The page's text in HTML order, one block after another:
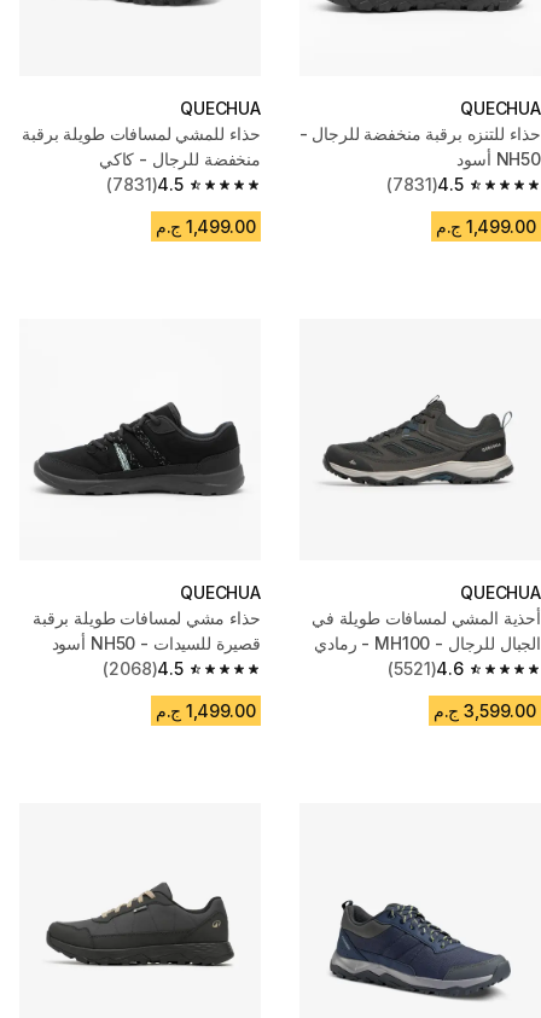
QUECHUA
حذاء للتنزه برقبة منخفضة للرجال -
NH50 أسود
4.5
4.5 out of 5 stars from 7831 reviews
(7831)
1,499.00 ج.م
QUECHUA
حذاء للمشي لمسافات طويلة برقبة
منخفضة للرجال - كاكي
4.5
4.5 out of 5 stars from 7831 reviews
(7831)
1,499.00 ج.م
QUECHUA
أحذية المشي لمسافات طويلة في
الجبال للرجال - MH100 - رمادي
4.6
4.6 out of 5 stars from 5521 reviews
(5521)
3,599.00 ج.م
QUECHUA
حذاء مشي لمسافات طويلة برقبة
قصيرة للسيدات - NH50 أسود
4.5
4.5 out of 5 stars from 2068 reviews
(2068)
1,499.00 ج.م